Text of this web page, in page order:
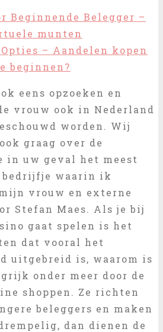
Beginnende Belegger –
munten
– Aandelen kopen
beginnen?
eens opzoeken en
vrouw ook in Nederland
worden. Wij
graag over de
uw geval het meest
waarin ik
vrouw en externe
Stefan Maes. Als je bij
gaat spelen is het
dat vooral het
uitgebreid is, waarom is
onder meer door de
shoppen. Ze richten
beleggers en maken
dan dienen de